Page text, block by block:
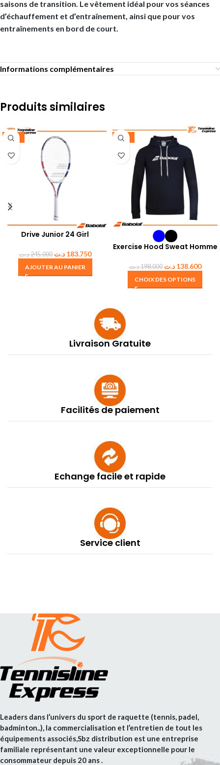
saisons de transition. Le vêtement idéal pour vos séances
d’échauffement et d’entraînement, ainsi que pour vos
entraînements en bord de court.
Informations complémentaires
Produits similaires
-25%
Drive Junior 24 Girl
245.000د.ت 183.750 د.ت
AJOUTER AU PANIER
-30%
Exercise Hood Sweat Homme
198.000د.ت 138.600 د.ت
CHOIX DES OPTIONS
Livraison Gratuite
Facilités de paiement
Echange facile et rapide
Service client
Leaders dans l’univers du sport de raquette (tennis, padel,
badminton..), la commercialisation et l’entretien de tout les
équipements associés,Sbz distribution est une entreprise
familiale représentant une valeur exceptionnelle pour le
consommateur depuis 20 ans .